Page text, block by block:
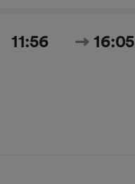
11:56 16:05